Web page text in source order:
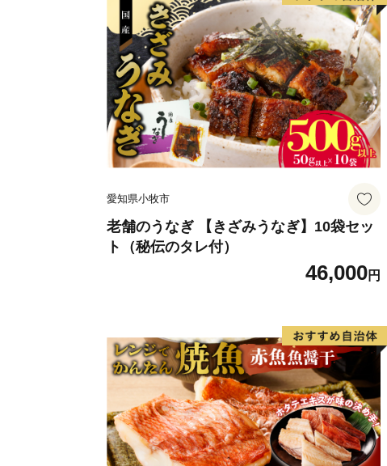
愛知県小牧市
老舗のうなぎ 【きざみうなぎ】10袋セッ
ト（秘伝のタレ付）
46,000円